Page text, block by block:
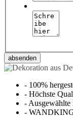
absenden
- 100%
- Höchste
- Ausgewählte
-